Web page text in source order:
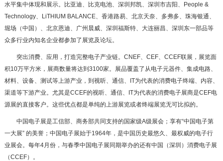
水平集中体现和展示。比亚迪、比克电池、深圳邦凯、深圳市吉阳、People &
Technology、LiTHIUM BALANCE、香港路易、北京天奈、多弗多、珠海银通、
堀场（中国）、北京恩迪、广州晨威、深圳福斯特、大连丽昌、深圳东一部品等
众多行业内知名企业都参加了展览及论坛。
突出消费、应用，打造完整电子产业链。CNEF、CEF、CCEF联展，展览面
积10万平方米，展商数量将达到3100家。展品覆盖了从电子元器件、集成电路、
材料、设备、测试等上游产业，到视听、通信、IT为代表的消费电子终端、内容、
渠道等下游产业。尤其是CCEF的视听、通信、IT为代表的消费电子展商是CEF电
源展的直接客户。这些优点都是单纯的上游展览或者终端展览无可比拟的。
中国电子展是工信部、商务部共同支持的国家级A级展会；享有“中国电子第
一大展” 的美誉；中国电子展始于1964年，是中国历史最悠久、最权威的电子行
业展会。每年4月份，与春季中国电子展同期举办的还有中国（深圳）消费电子展
（CCEF）。